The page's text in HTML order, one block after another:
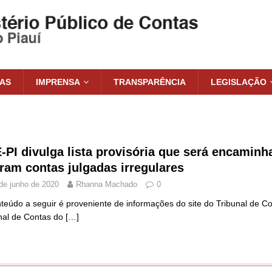
IMPRENSA TRANSPARÊNCIA LEGISLAÇÃO
PI divulga lista provisória que será
contas julgadas irregulares
junho de 2020 Rhanna Machado 0
a seguir é proveniente de informações do site do Tribunal de
de Contas do […]